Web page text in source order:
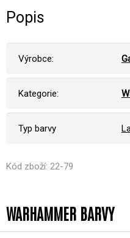
Popis
Výrobce:
Kategorie:
Typ barvy
Kód zboží: 22-79
WARHAMMER BARVY